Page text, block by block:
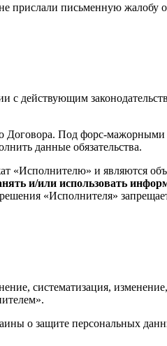
прислали письменную жалобу
с действующим
Договора. Под форс-мажорными
данные обязательства.
и являются
и/или использовать
«Исполнителя»
систематизация,
о защите персональных